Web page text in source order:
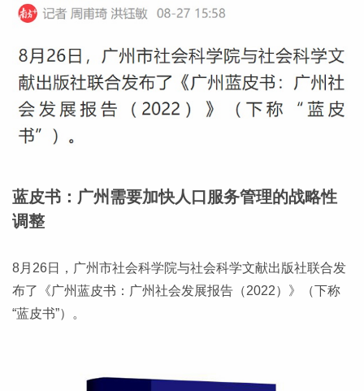
蓝皮书：广州需要加快人口服务管理的战略性
调整
8月26日，广州市社会科学院与社会科学文献出版社联合发
布了《广州蓝皮书：广州社会发展报告（2022）》（下称
“蓝皮书”）。